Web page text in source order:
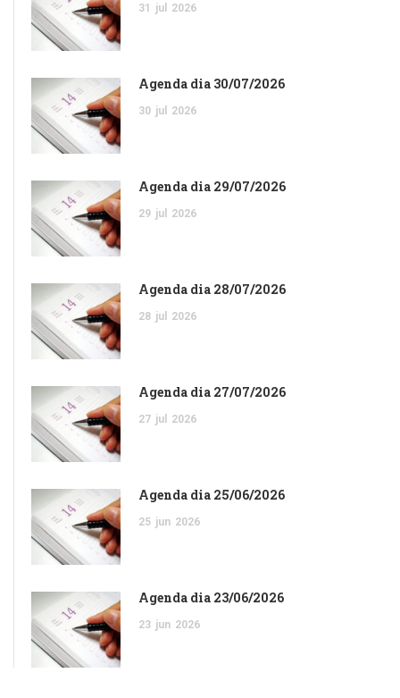
31 jul 2026
Agenda dia 30/07/2026
30 jul 2026
Agenda dia 29/07/2026
29 jul 2026
Agenda dia 28/07/2026
28 jul 2026
Agenda dia 27/07/2026
27 jul 2026
Agenda dia 25/06/2026
25 jun 2026
Agenda dia 23/06/2026
23 jun 2026